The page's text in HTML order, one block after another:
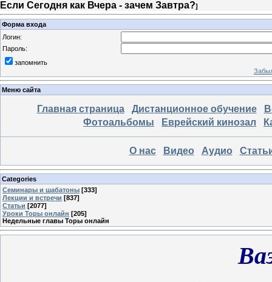
Если Сегодня как Вчера - зачем Завтра?]
Форма входа
Логин:
Пароль:
запомнить
Меню сайта
Главная страница Дистанционное обучение
Фотоальбомы
Еврейский кинозал
О нас Видео Аудио
Categories
Семинары и шабатоны [333]
Лекции и встречи [837]
Статьи [2077]
Уроки Торы онлайн [205]
Недельные главы Торы онлайн